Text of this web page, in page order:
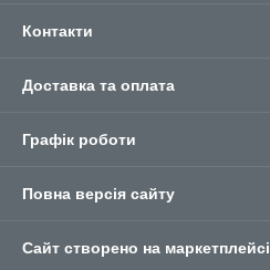
Контакти
Доставка та оплата
Графік роботи
Повна версія сайту
Сайт створено на маркетплейсі